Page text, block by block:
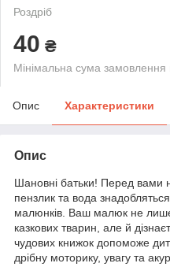
Роздріб
40 ₴
Мінімальна сума
Опис Характеристики
Опис
Шановні батьки! Перед вами
пензлик та вода
малюнків. Ваш малюк не
казкових тварин, але й
чудових книжок допоможе
дрібну моторику, увагу та